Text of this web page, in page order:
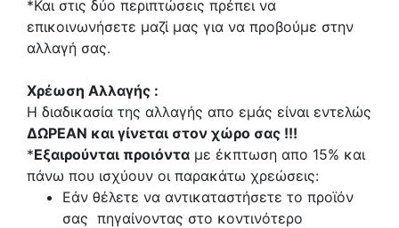
*Και στις δύο περιπτώσεις πρέπει να
επικοινωνήσετε μαζί μας για να προβούμε στην
αλλαγή σας.
Χρέωση Αλλαγής :
Η διαδικασία της αλλαγής απο εμάς είναι εντελώς
ΔΩΡΕΑΝ και γίνεται στον χώρο σας !!!
*Εξαιρούνται προιόντα με έκπτωση απο 15% και
πάνω που ισχύουν οι παρακάτω χρεώσεις:
Εάν θέλετε να αντικαταστήσετε το προϊόν
σας πηγαίνοντας στο κοντινότερο